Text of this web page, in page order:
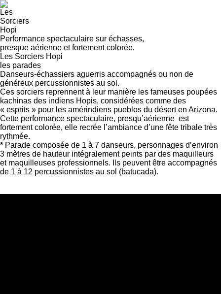
Les
Sorciers
Hopi
Performance spectaculaire sur échasses,
presque aérienne et fortement colorée.
Les Sorciers Hopi
les parades
Danseurs-échassiers aguerris accompagnés ou non de
généreux percussionnistes au sol.
Ces sorciers reprennent à leur manière les fameuses poupées
kachinas des indiens Hopis, considérées comme des
« esprits » pour les amérindiens pueblos du désert en Arizona.
Cette performance spectaculaire, presqu’aérienne est
fortement colorée, elle recrée l’ambiance d’une fête tribale très
rythmée.
* Parade composée de 1 à 7 danseurs, personnages d’environ
3 mètres de hauteur intégralement peints par des maquilleurs
et maquilleuses professionnels. Ils peuvent être accompagnés
de 1 à 12 percussionnistes au sol (batucada).